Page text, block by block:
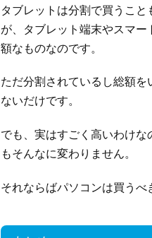
タブレットは分割で買うこ
が、タブレット端末やスマ
額なものなのです。
ただ分割されているし総額
ないだけです。
でも、実はすごく高いわけ
もそんなに変わりません。
それならばパソコンは買うべ